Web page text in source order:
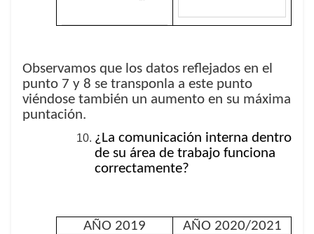
Observamos que los datos reflejados en el
punto 7 y 8 se transponla a este punto
viéndose también un aumento en su máxima
puntación.
¿La comunicación interna dentro
de su área de trabajo funciona
correctamente?
AÑO 2019 AÑO 2020/2021